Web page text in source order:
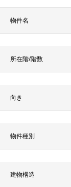
物件名
所在階/階数
向き
物件種別
建物構造